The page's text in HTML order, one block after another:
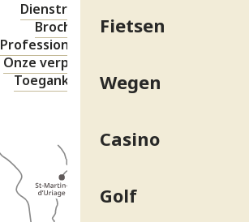
Fietsen
Wegen
Casino
Golf
Dienstregeling
Brochures
Professionele ruimte
Onze verplichtingen
Toegankelijkheid